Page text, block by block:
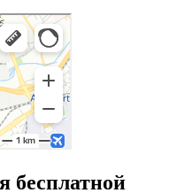
бесплатной